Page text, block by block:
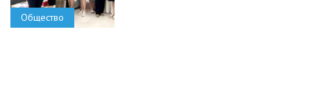
Общество